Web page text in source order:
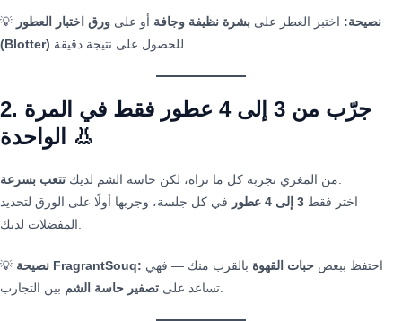
💡 نصيحة: اختبر العطر على بشرة نظيفة وجافة أو على ورق اختبار العطور
(Blotter)
2. جرّب من 3 إلى 4 عطور فقط في المرة
الواحدة 👃
من المغري تجربة كل ما تراه، لكن حاسة الشم لديك تتعب بسرعة
اختر فقط 3 إلى 4 عطور
في كل جلسة، وجربها أولًا على الورق لتحديد
💡 نصيحة FragrantSouq: احتفظ ببعض حبات القهوة بالقرب منك — فهي
تساعد على تصفير حاسة الشم بين التجارب.